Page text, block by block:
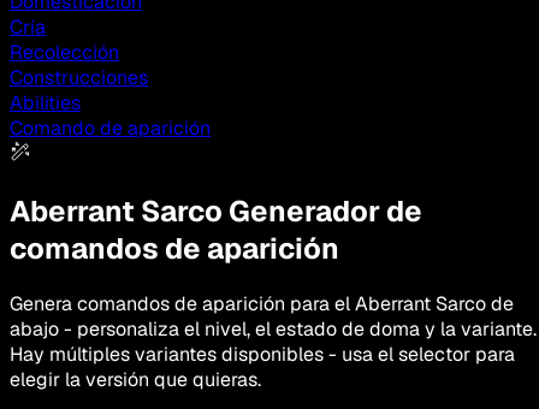
Cría
Recolección
Construcciones
Abilities
Comando de aparición
Aberrant Sarco Generador de
comandos de aparición
Genera comandos de aparición para el Aberrant Sarco de
abajo - personaliza el nivel, el estado de doma y la variante.
Hay múltiples variantes disponibles - usa el selector para
elegir la versión que quieras.